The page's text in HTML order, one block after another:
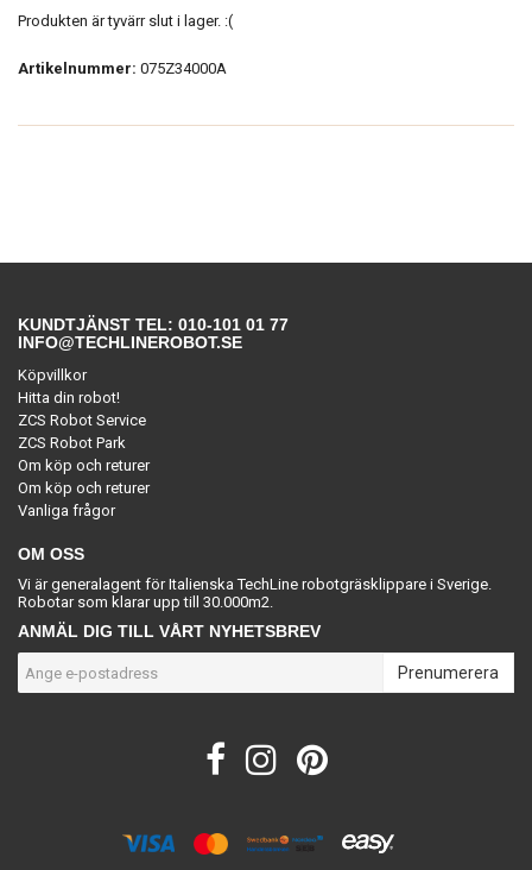
Produkten är tyvärr slut i lager. :(
Artikelnummer: 075Z34000A
KUNDTJÄNST TEL: 010-101 01 77
INFO@TECHLINEROBOT.SE
Köpvillkor
Hitta din robot!
ZCS Robot Service
ZCS Robot Park
Om köp och returer
Om köp och returer
Vanliga frågor
OM OSS
Vi är generalagent för Italienska TechLine robotgräsklippare i Sverige.
Robotar som klarar upp till 30.000m2.
ANMÄL DIG TILL VÅRT NYHETSBREV
Prenumerera